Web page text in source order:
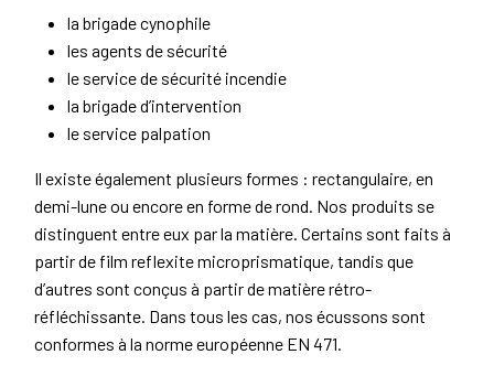
la brigade cynophile
les agents de sécurité
le service de sécurité incendie
la brigade d’intervention
le service palpation
Il existe également plusieurs formes : rectangulaire, en
demi-lune ou encore en forme de rond. Nos produits se
distinguent entre eux par la matière. Certains sont faits à
partir de film reflexite microprismatique, tandis que
d’autres sont conçus à partir de matière rétro-
réfléchissante. Dans tous les cas, nos écussons sont
conformes à la norme européenne EN 471.